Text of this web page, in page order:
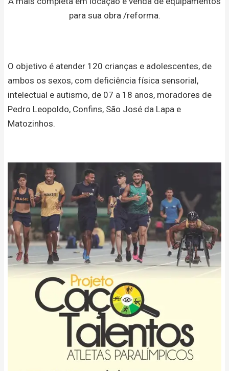
para sua obra /reforma.
O objetivo é atender 120 crianças e adolescentes, de
ambos os sexos, com deficiência física sensorial,
intelectual e autismo, de 07 a 18 anos, moradores de
Pedro Leopoldo, Confins, São José da Lapa e
Matozinhos.